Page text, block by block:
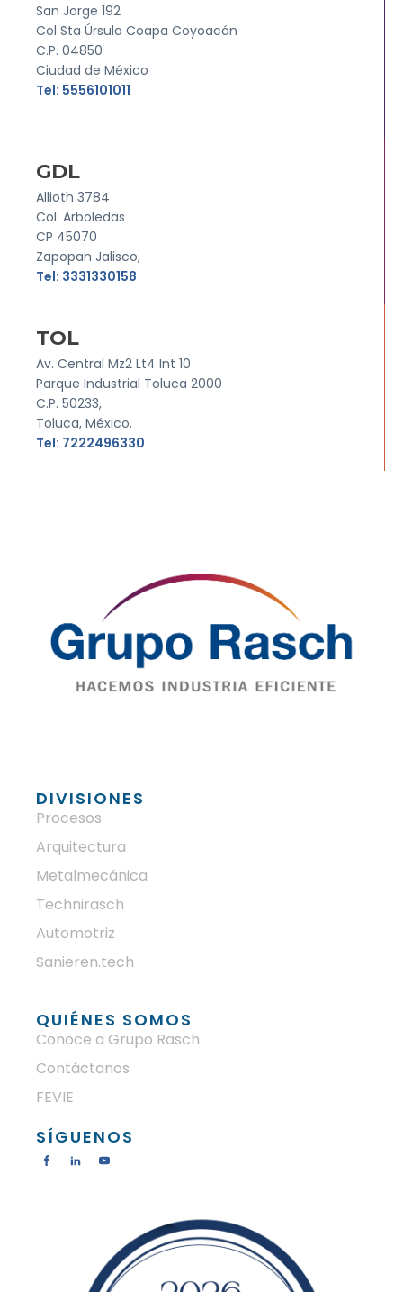
San Jorge 192
Col Sta Úrsula Coapa Coyoacán
C.P. 04850
Ciudad de México
Tel: 5556101011
GDL
Allioth 3784
Col. Arboledas
CP 45070
Zapopan Jalisco,
Tel: 3331330158
TOL
Av. Central Mz2 Lt4 Int 10
Parque Industrial Toluca 2000
C.P. 50233,
Toluca, México.
Tel: 7222496330
DIVISIONES
Procesos
Arquitectura
Metalmecánica
Technirasch
Automotriz
Sanieren.tech
QUIÉNES SOMOS
Conoce a Grupo Rasch
Contáctanos
FEVIE
SÍGUENOS